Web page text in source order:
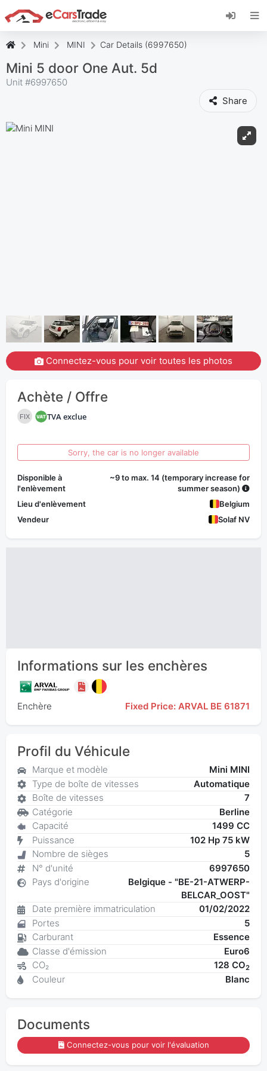
Installez l'application web eCarsTrade, ajoutez-
la à votre écran d'accueil et recevez des mises
Mini MINI Car Details (6997650)
Mini 5 door One Aut. 5d
Unit #6997650
Share
Connectez-vous pour voir toutes les photos
Achète / Offre
FIX TVA exclue
Sorry, the car is no longer available
Disponible à
l'enlèvement
~9 to max. 14 (temporary increase for
summer season)
Lieu d'enlèvement
Belgium
Vendeur
Solaf NV
Informations sur les enchères
Enchère Fixed Price: ARVAL BE 61871
Profil du Véhicule
Marque et modèle
Mini MINI
Type de boîte de vitesses
Automatique
Boîte de vitesses
7
Catégorie
Berline
Capacité
1499 CC
Puissance
102 Hp 75 kW
Nombre de sièges
5
N° d'unité
6997650
Pays d'origine
Belgique - "BE-21-ATWERP-
BELCAR_OOST"
Date première immatriculation
01/02/2022
Portes
5
Carburant
Essence
Classe d'émission
Euro6
CO₂
128 CO2
Couleur Blanc
Documents
Connectez-vous pour voir l'évaluation